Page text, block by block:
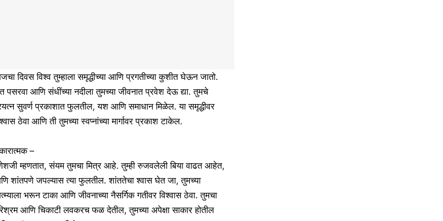
दिवस विश्व तुम्हाला समृद्धीच्या आणि प्रगतीच्या कुशीत घेऊन जातो.
पसरवा आणि संधींच्या नदीला तुमच्या जीवनात प्रवेश देऊ द्या. तुमचे
सुवर्ण प्रकाशात फुलतील, यश आणि समाधान मिळेल. या समृद्धीवर
ठेवा आणि ती तुमच्या स्वप्नांच्या मार्गावर प्रकाश टाकेल.
–
म्हणतात, संयम तुमचा मित्र आहे. तुम्ही रुजवलेली बिया वाढत आहेत,
शांतपणे जपल्यास त्या फुलतील. शांततेचा श्वास घेत जा, तुमच्या
भरून टाका आणि जीवनाच्या नैसर्गिक गतीवर विश्वास ठेवा. तुमचा
आणि चिकाटी लवकरच फळ देतील, तुमच्या अपेक्षा साकार होतील